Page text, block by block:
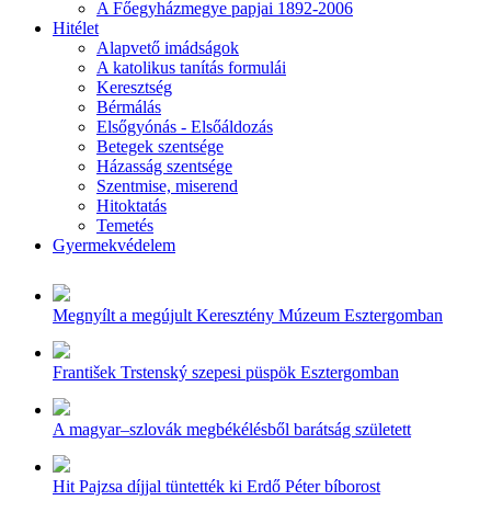
A Főegyházmegye papjai 1892-2006
Hitélet
Alapvető imádságok
A katolikus tanítás formulái
Keresztség
Bérmálás
Elsőgyónás - Elsőáldozás
Betegek szentsége
Házasság szentsége
Szentmise, miserend
Hitoktatás
Temetés
Gyermekvédelem
Megnyílt a megújult Keresztény Múzeum Esztergomban
František Trstenský szepesi püspök Esztergomban
A magyar–szlovák megbékélésből barátság született
Hit Pajzsa díjjal tüntették ki Erdő Péter bíborost